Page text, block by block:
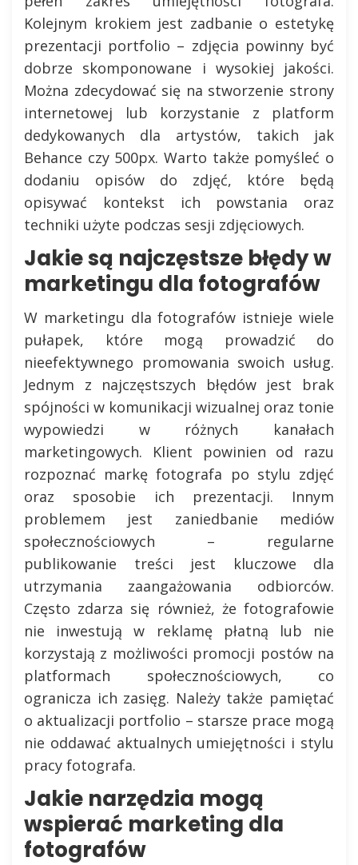
Kolejnym krokiem jest zadbanie o estetykę
prezentacji portfolio – zdjęcia powinny być
dobrze skomponowane i wysokiej jakości.
Można zdecydować się na stworzenie strony
internetowej lub korzystanie z platform
dedykowanych dla artystów, takich jak
Behance czy 500px. Warto także pomyśleć o
dodaniu opisów do zdjęć, które będą
opisywać kontekst ich powstania oraz
techniki użyte podczas sesji zdjęciowych.
Jakie są najczęstsze błędy w
marketingu dla fotografów
W marketingu dla fotografów istnieje wiele
pułapek, które mogą prowadzić do
nieefektywnego promowania swoich usług.
Jednym z najczęstszych błędów jest brak
spójności w komunikacji wizualnej oraz tonie
wypowiedzi w różnych kanałach
marketingowych. Klient powinien od razu
rozpoznać markę fotografa po stylu zdjęć
oraz sposobie ich prezentacji. Innym
problemem jest zaniedbanie mediów
społecznościowych – regularne
publikowanie treści jest kluczowe dla
utrzymania zaangażowania odbiorców.
Często zdarza się również, że fotografowie
nie inwestują w reklamę płatną lub nie
korzystają z możliwości promocji postów na
platformach społecznościowych, co
ogranicza ich zasięg. Należy także pamiętać
o aktualizacji portfolio – starsze prace mogą
nie oddawać aktualnych umiejętności i stylu
pracy fotografa.
Jakie narzędzia mogą
wspierać marketing dla
fotografów